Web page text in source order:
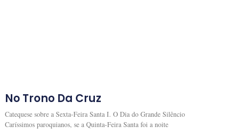
No Trono Da Cruz
Catequese sobre a Sexta-Feira Santa I. O Dia do Grande Silêncio
Caríssimos paroquianos, se a Quinta-Feira Santa foi a noite